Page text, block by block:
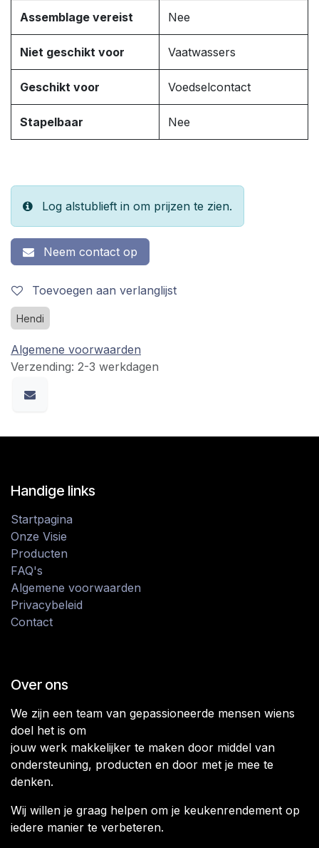
Assemblage vereist Nee
Niet geschikt voor Vaatwassers
Geschikt voor Voedselcontact
Stapelbaar Nee
Log alstublieft in om prijzen te zien.
Neem contact op
Toevoegen aan verlanglijst
Hendi
Algemene voorwaarden
Verzending: 2-3 werkdagen
Handige links
Startpagina
Onze Visie
Producten
FAQ's
Algemene voorwaarden
Privacybeleid
Contact
Over ons
We zijn een team van gepassioneerde mensen wiens
doel het is om
jouw werk makkelijker te maken door middel van
ondersteuning, producten en door met je mee te
denken.
Wij willen je graag helpen om je keukenrendement op
iedere manier te verbeteren.